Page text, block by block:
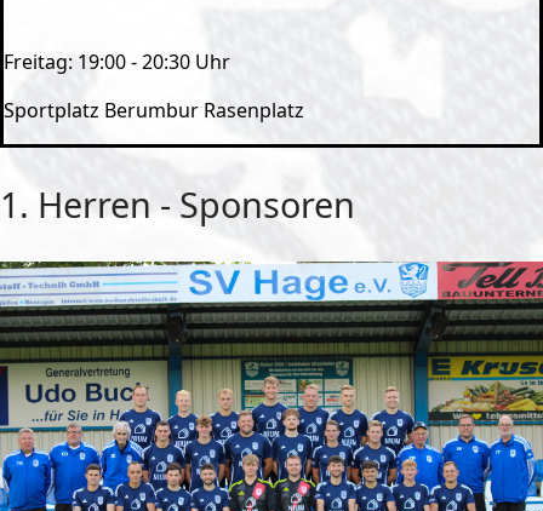
Freitag: 19:00 - 20:30 Uhr
Sportplatz Berumbur Rasenplatz
1. Herren - Sponsoren